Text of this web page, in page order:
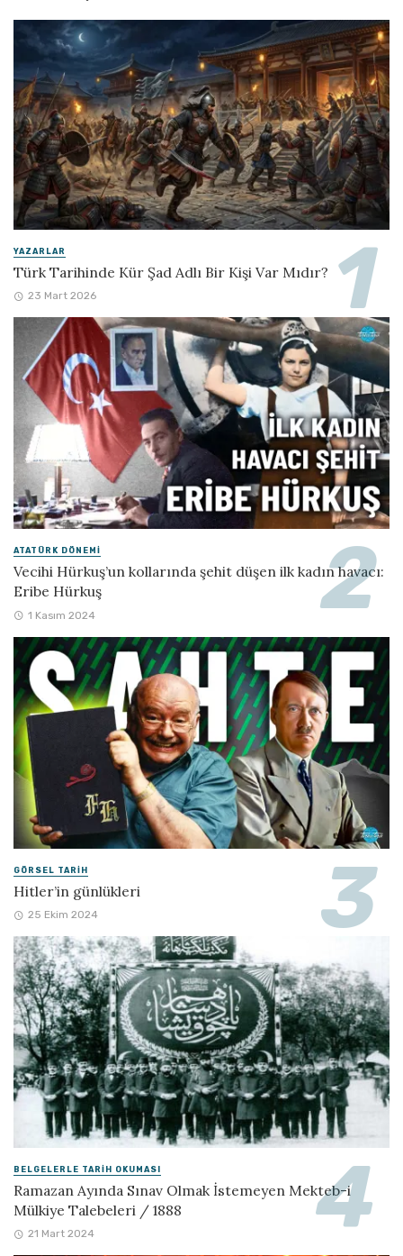
YAZARLAR
Türk Tarihinde Kür Şad Adlı Bir Kişi Var Mıdır?
23 Mart 2026
ATATÜRK DÖNEMI
Vecihi Hürkuş’un kollarında şehit düşen ilk kadın havacı:
Eribe Hürkuş
1 Kasım 2024
GÖRSEL TARIH
Hitler’in günlükleri
25 Ekim 2024
BELGELERLE TARIH OKUMASI
Ramazan Ayında Sınav Olmak İstemeyen Mekteb-i
Mülkiye Talebeleri / 1888
21 Mart 2024